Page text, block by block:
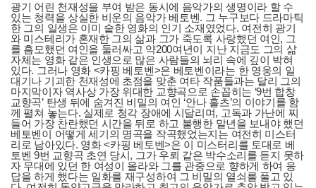
광기 어린 천재성을 부여 받은 동시에 음악가의 생명이라 할 수
있는 청력을 상실한 비운의 음악가 베토벤. 그 누구보다 드라마틱
한 그의 일생은 이미 숱한 영화의 인기 소재였었다. 여전히 광기
와 미스테리가 혼재한 그의 삶과 그가 죽도록 사랑했던 여인, 그
를 흠모했던 여인을 둘러싸고 약200여년이 지난 지금도 그의 삶
자체는 영화 같은 인생으로 많은 사람들의 뇌리 속에 깊이 박혀
있다. 그러나 영화 <카핑 베토벤>은 베토벤이라는 한 영웅의 일
대기나 기괴한 천재성에 초점을 맞춘 여타 작품들과는 달리 그의
마지막이자 역사상 가장 위대한 교향곡으로 손꼽히는 ‘9번 합창
교향곡’ 탄생 뒤에 숨겨진 비밀의 여인 ‘안나 홀츠’의 이야기를 함
께 펼쳐 놓는다. 실제로 청각 장애에 시달리며, 고독과 가난에 찌
들어 가장 찬란했던 시간을 뒤로 하고 불행한 말년을 보내야 했던
베토벤이 어떻게 세기의 명곡을 작곡했었는지는 여전히 미스터
리로 남아있다. 영화 <카핑 베토벤>은 이 미스터리를 토대로 베
토벤 9번 교향곡 초연 당시, 그가 우뢰 같은 박수소리를 듣지 못하
자 무대에 있던 한 여성이 올라와 그를 관중으로 향하게 하여 응
답을 하게 했다는 일화를 재구성하여 그 비밀의 열쇠를 풀고 있